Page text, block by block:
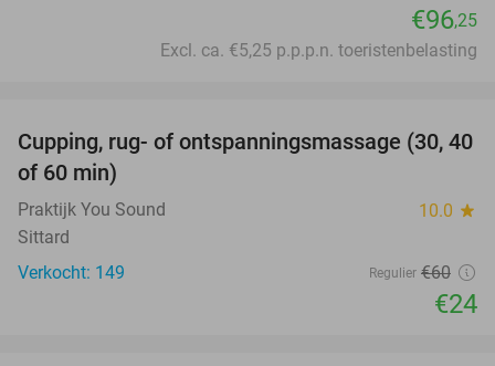
€96,25
Excl. ca. €5,25 p.p.p.n. toeristenbelasting
60%
Cupping, rug- of ontspanningsmassage (30, 40
of 60 min)
Praktijk You Sound 10.0 star
Sittard
Verkocht: 149
Regulier €60
€24